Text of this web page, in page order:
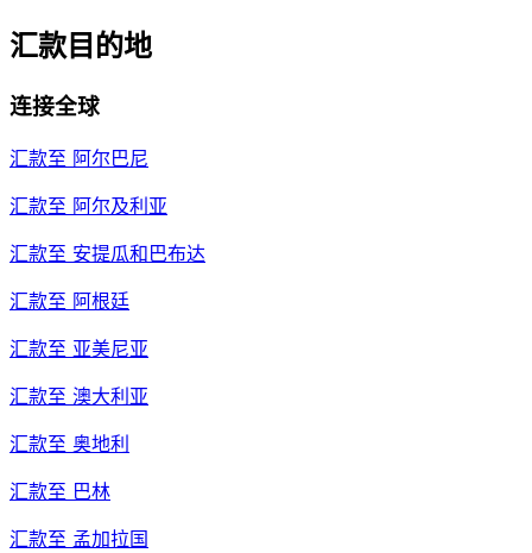
汇款目的地
连接全球
汇款至 阿尔巴尼
汇款至 阿尔及利亚
汇款至 安提瓜和巴布达
汇款至 阿根廷
汇款至 亚美尼亚
汇款至 澳大利亚
汇款至 奥地利
汇款至 巴林
汇款至 孟加拉国